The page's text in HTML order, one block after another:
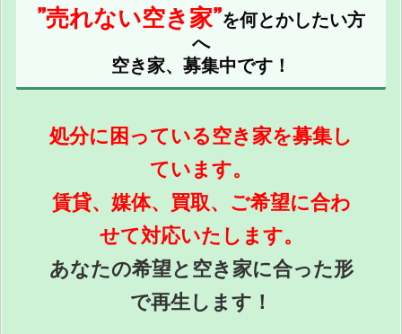
”売れない空き家”を何とかしたい方
へ
空き家、募集中です！
処分に困っている空き家を募集し
ています。
賃貸、媒体、買取、ご希望に合わ
せて対応いたします。
あなたの希望と空き家に合った形
で再生します！